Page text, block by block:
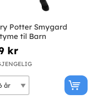
Potter Smygard
til Barn
kr